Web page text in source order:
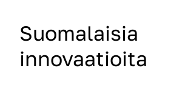
Suomalaisia
innovaatioita